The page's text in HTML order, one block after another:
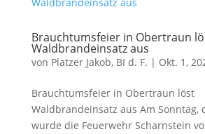
Brauchtumsfeier in Obertraun
Waldbrandeinsatz aus
von Platzer Jakob, BI d. F. | Okt. 1,
Brauchtumsfeier in Obertraun löst
Waldbrandeinsatz aus Am Sonntag,
wurde die Feuerwehr Scharnstein